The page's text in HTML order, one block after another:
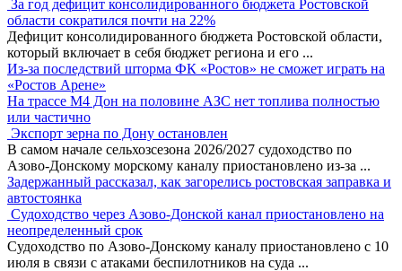
За год дефицит консолидированного бюджета Ростовской
области сократился почти на 22%
Дефицит консолидированного бюджета Ростовской области,
который включает в себя бюджет региона и его ...
Из-за последствий шторма ФК «Ростов» не сможет играть на
«Ростов Арене»
На трассе М4 Дон на половине АЗС нет топлива полностью
или частично
Экспорт зерна по Дону остановлен
В самом начале сельхозсезона 2026/2027 судоходство по
Азово-Донскому морскому каналу приостановлено из-за ...
Задержанный рассказал, как загорелись ростовская заправка и
автостоянка
Судоходство через Азово-Донской канал приостановлено на
неопределенный срок
Судоходство по Азово-Донскому каналу приостановлено с 10
июля в связи с атаками беспилотников на суда ...